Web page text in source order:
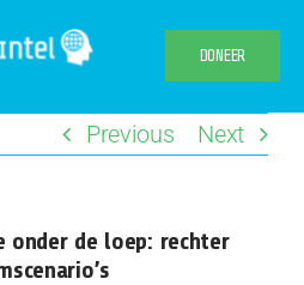
DONEER
Previous Next
onder de loep: rechter